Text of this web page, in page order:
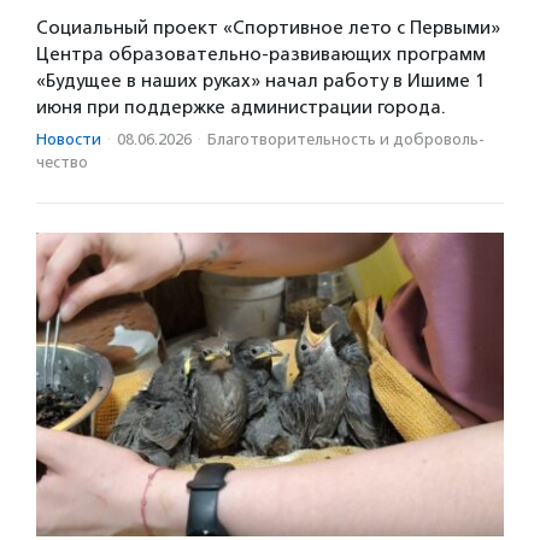
Социальный проект «Спортивное лето с Первыми»
Центра образовательно-развивающих программ
«Будущее в наших руках» начал работу в Ишиме 1
июня при поддержке администрации города.
Новости · 08.06.2026 · Благотвори­тель­ность и доброволь­
чест­во